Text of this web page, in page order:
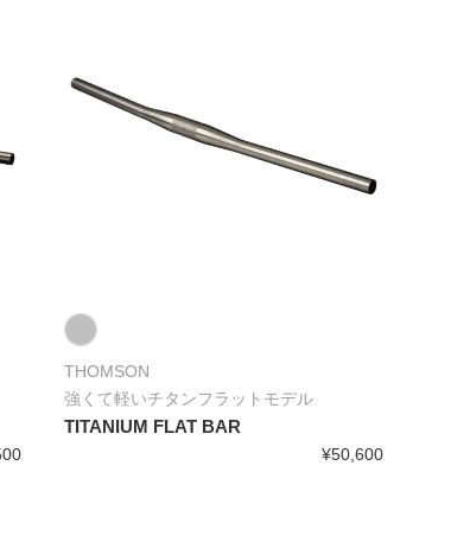
THOMSON
強くて軽いチタンフラットモデル
TITANIUM FLAT BAR
¥50,600